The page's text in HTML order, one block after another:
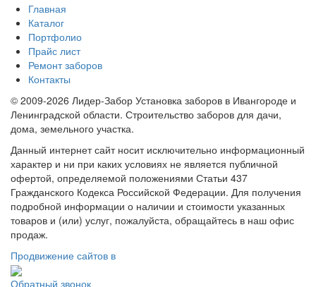
Главная
Каталог
Портфолио
Прайс лист
Ремонт заборов
Контакты
© 2009-2026 Лидер-Забор Установка заборов в Ивангороде и
Ленинградской области. Строительство заборов для дачи,
дома, земельного участка.
Данный интернет сайт носит исключительно информационный
характер и ни при каких условиях не является публичной
офертой, определяемой положениями Статьи 437
Гражданского Кодекса Российской Федерации. Для получения
подробной информации о наличии и стоимости указанных
товаров и (или) услуг, пожалуйста, обращайтесь в наш офис
продаж.
Продвижение сайтов в
Обратный звонок